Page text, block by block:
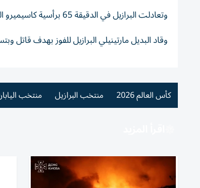
وتعادلت البرازيل في الدقيقة 65 برأسية كاسيميرو الذي تطاول لكرة عرضية بشكل مميز.
وقاد البديل مارتينيلي البرازيل للفوز بهدف قاتل
كأس العالم 2026 منتخب البرازيل منتخب